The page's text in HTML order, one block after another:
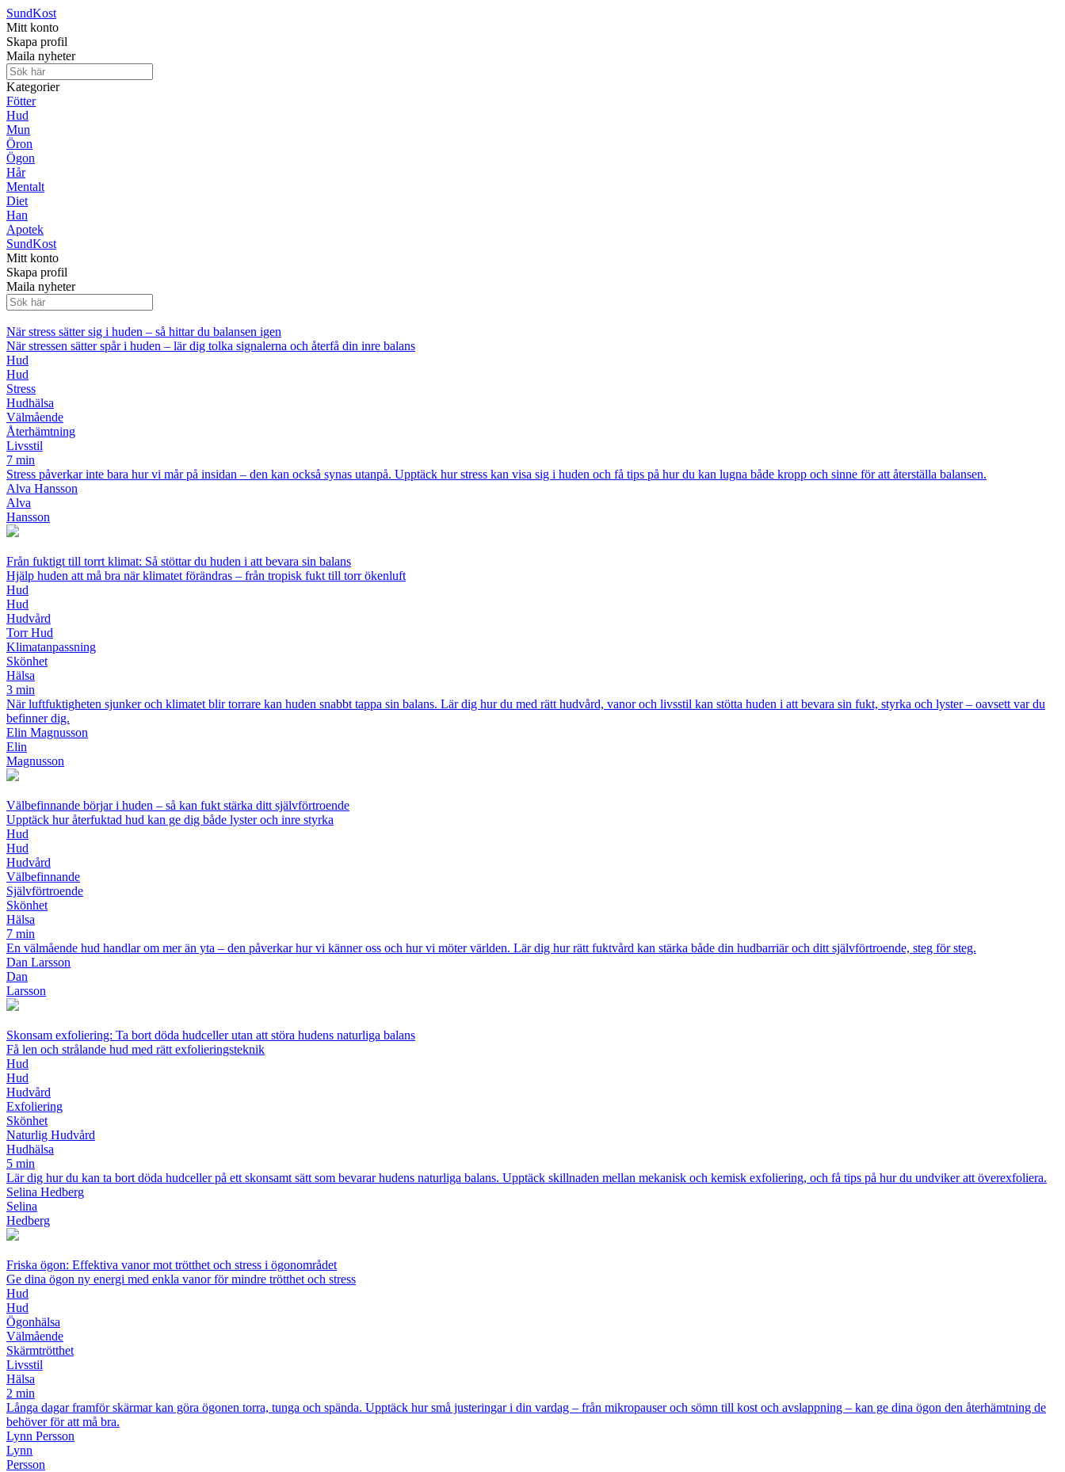
SundKost
Mitt konto
Skapa profil
Maila nyheter
Kategorier
Fötter
Hud
Mun
Öron
Ögon
Hår
Mentalt
Diet
Han
Apotek
SundKost
Mitt konto
Skapa profil
Maila nyheter
När stress sätter sig i huden – så hittar du balansen igen
När stressen sätter spår i huden – lär dig tolka signalerna och återfå din inre balans
Hud
Hud
Stress
Hudhälsa
Välmående
Återhämtning
Livsstil
7 min
Stress påverkar inte bara hur vi mår på insidan – den kan också synas utanpå. Upptäck hur stress kan visa sig i huden och få tips på hur du kan lugna både kropp och sinne för att återställa balansen.
Alva Hansson
Alva
Hansson
Från fuktigt till torrt klimat: Så stöttar du huden i att bevara sin balans
Hjälp huden att må bra när klimatet förändras – från tropisk fukt till torr ökenluft
Hud
Hud
Hudvård
Torr Hud
Klimatanpassning
Skönhet
Hälsa
3 min
När luftfuktigheten sjunker och klimatet blir torrare kan huden snabbt tappa sin balans. Lär dig hur du med rätt hudvård, vanor och livsstil kan stötta huden i att bevara sin fukt, styrka och lyster – oavsett var du
befinner dig.
Elin Magnusson
Elin
Magnusson
Välbefinnande börjar i huden – så kan fukt stärka ditt självförtroende
Upptäck hur återfuktad hud kan ge dig både lyster och inre styrka
Hud
Hud
Hudvård
Välbefinnande
Självförtroende
Skönhet
Hälsa
7 min
En välmående hud handlar om mer än yta – den påverkar hur vi känner oss och hur vi möter världen. Lär dig hur rätt fuktvård kan stärka både din hudbarriär och ditt självförtroende, steg för steg.
Dan Larsson
Dan
Larsson
Skonsam exfoliering: Ta bort döda hudceller utan att störa hudens naturliga balans
Få len och strålande hud med rätt exfolieringsteknik
Hud
Hud
Hudvård
Exfoliering
Skönhet
Naturlig Hudvård
Hudhälsa
5 min
Lär dig hur du kan ta bort döda hudceller på ett skonsamt sätt som bevarar hudens naturliga balans. Upptäck skillnaden mellan mekanisk och kemisk exfoliering, och få tips på hur du undviker att överexfoliera.
Selina Hedberg
Selina
Hedberg
Friska ögon: Effektiva vanor mot trötthet och stress i ögonområdet
Ge dina ögon ny energi med enkla vanor för mindre trötthet och stress
Hud
Hud
Ögonhälsa
Välmående
Skärmtrötthet
Livsstil
Hälsa
2 min
Långa dagar framför skärmar kan göra ögonen torra, tunga och spända. Upptäck hur små justeringar i din vardag – från mikropauser och sömn till kost och avslappning – kan ge dina ögon den återhämtning de
behöver för att må bra.
Lynn Persson
Lynn
Persson